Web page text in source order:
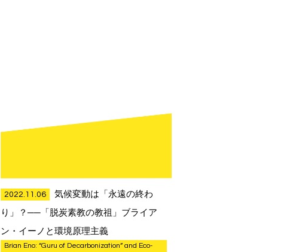
2022.11.06
気候変動は「永遠の終わ
り」？──「脱炭素教の教祖」ブライア
ン・イーノと環境原理主義
Brian Eno: “Guru of Decarbonization” and Eco-